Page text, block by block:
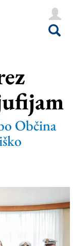
Občina